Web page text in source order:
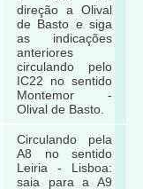
direção a Olival
de Basto e siga
as indicações
anteriores
circulando pelo
IC22 no sentido
Montemor -
Olival de Basto.
Circulando pela
A8 no sentido
Leiria - Lisboa:
saia para a A9